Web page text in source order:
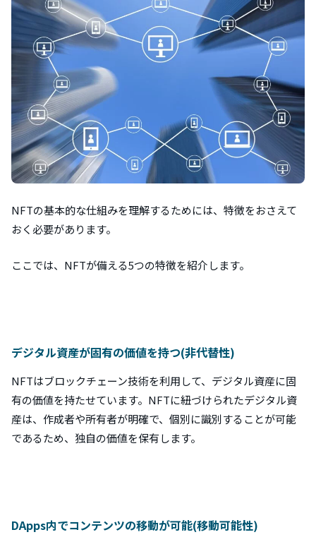
NFTの基本的な仕組みを理解するためには、特徴をおさえて
おく必要があります。
ここでは、NFTが備える5つの特徴を紹介します。
デジタル資産が固有の価値を持つ(非代替性)
NFTはブロックチェーン技術を利用して、デジタル資産に固
有の価値を持たせています。NFTに紐づけられたデジタル資
産は、作成者や所有者が明確で、個別に識別することが可能
であるため、独自の価値を保有します。
DApps内でコンテンツの移動が可能(移動可能性)